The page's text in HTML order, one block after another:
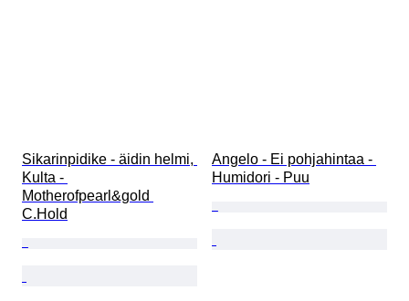
Sikarinpidike - äidin helmi,
Kulta -
Motherofpearl&gold
C.Hold
Angelo - Ei pohjahintaa -
Humidori - Puu